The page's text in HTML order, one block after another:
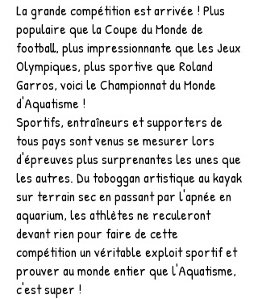
La grande compétition est arrivée ! Plus
populaire que la Coupe du Monde de
football, plus impressionnante que les Jeux
Olympiques, plus sportive que Roland
Garros, voici le Championnat du Monde
d'Aquatisme !
Sportifs, entraîneurs et supporters de
tous pays sont venus se mesurer lors
d'épreuves plus surprenantes les unes que
les autres. Du toboggan artistique au kayak
sur terrain sec en passant par l'apnée en
aquarium, les athlètes ne reculeront
devant rien pour faire de cette
compétition un véritable exploit sportif et
prouver au monde entier que l'Aquatisme,
c'est super !